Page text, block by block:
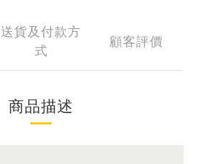
送貨及付款方
式
顧客評價
商品描述